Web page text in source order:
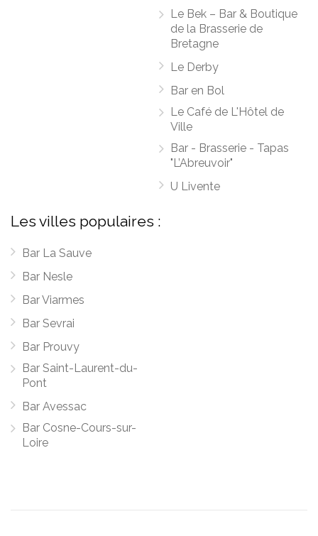
Le Bek – Bar & Boutique
de la Brasserie de
Bretagne
Le Derby
Bar en Bol
Le Café de L'Hôtel de
Ville
Bar - Brasserie - Tapas
"L’Abreuvoir"
U Livente
Les villes populaires :
Bar La Sauve
Bar Nesle
Bar Viarmes
Bar Sevrai
Bar Prouvy
Bar Saint-Laurent-du-
Pont
Bar Avessac
Bar Cosne-Cours-sur-
Loire